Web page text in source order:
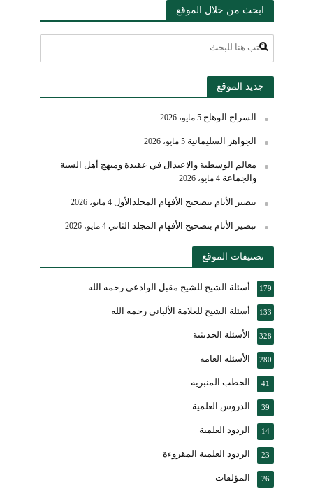
ابحث من خلال الموقع
جديد الموقع
السراج الوهاج 5 مايو، 2026
الجواهر السليمانية 5 مايو، 2026
معالم الوسطية والاعتدال في عقيدة ومنهج أهل السنة
والجماعة 4 مايو، 2026
تبصير الأنام بتصحيح الأفهام المجلدالأول 4 مايو، 2026
تبصير الأنام بتصحيح الأفهام المجلد الثاني 4 مايو، 2026
تصنيفات الموقع
أسئلة الشيخ للشيخ مقبل الوادعي رحمه الله 179
أسئلة الشيخ للعلامة الألباني رحمه الله 133
الأسئلة الحديثية 328
الأسئلة العامة 280
الخطب المنبرية 41
الدروس العلمية 39
الردود العلمية 14
الردود العلمية المقروءة 23
المؤلفات 26